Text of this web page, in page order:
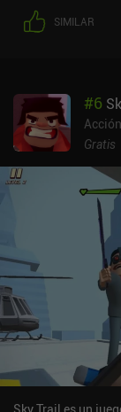
SIMILAR
#6
Acción
Gratis